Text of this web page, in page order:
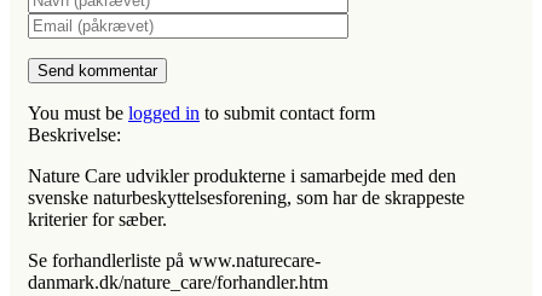
You must be logged in to submit contact form
Beskrivelse:
Nature Care udvikler produkterne i samarbejde med den
svenske naturbeskyttelsesforening, som har de skrappeste
kriterier for sæber.
Se forhandlerliste på www.naturecare-
danmark.dk/nature_care/forhandler.htm